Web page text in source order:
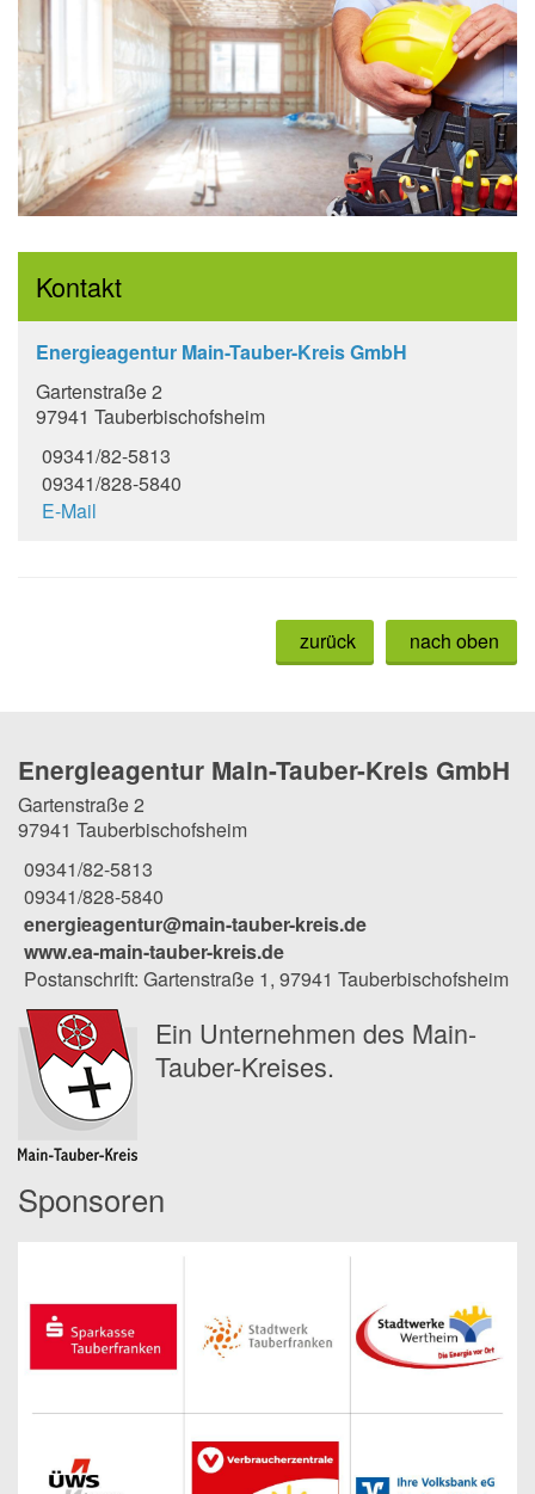
Kontakt
Energieagentur Main-Tauber-Kreis GmbH
Gartenstraße 2
97941 Tauberbischofsheim
09341/82-5813
09341/828-5840
E-Mail
nach oben
zurück
Energieagentur Main-Tauber-Kreis GmbH
Gartenstraße 2
97941 Tauberbischofsheim
09341/82-5813
09341/828-5840
energieagentur@main-tauber-kreis.de
www.ea-main-tauber-kreis.de
Postanschrift: Gartenstraße 1, 97941 Tauberbischofsheim
Ein Unternehmen des Main-
Tauber-Kreises.
Sponsoren